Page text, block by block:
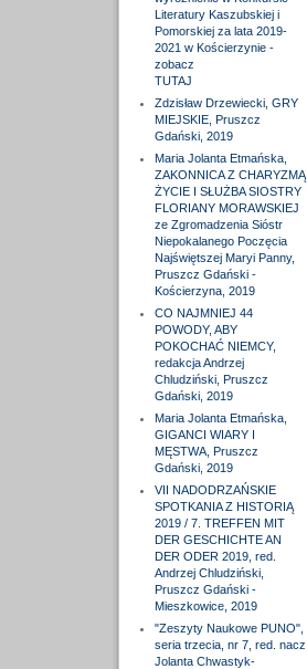
Literatury Kaszubskiej i
Pomorskiej za lata 2019-
2021 w Kościerzynie -
zobacz
TUTAJ
Zdzisław Drzewiecki, GRY
MIEJSKIE, Pruszcz
Gdański, 2019
Maria Jolanta Etmańska,
ZAKONNICA Z CHARYZMĄ.
ŻYCIE I SŁUŻBA SIOSTRY
FLORIANY MORAWSKIEJ
ze Zgromadzenia Sióstr
Niepokalanego Poczęcia
Najświętszej Maryi Panny,
Pruszcz Gdański -
Kościerzyna, 2019
CO NAJMNIEJ 44
POWODY, ABY
POKOCHAĆ NIEMCY,
redakcja Andrzej
Chludziński, Pruszcz
Gdański, 2019
Maria Jolanta Etmańska,
GIGANCI WIARY I
MĘSTWA, Pruszcz
Gdański, 2019
VII NADODRZAŃSKIE
SPOTKANIA Z HISTORIĄ
2019 / 7. TREFFEN MIT
DER GESCHICHTE AN
DER ODER 2019, red.
Andrzej Chludziński,
Pruszcz Gdański -
Mieszkowice, 2019
"Zeszyty Naukowe PUNO",
seria trzecia, nr 7, red. nacz.
Jolanta Chwastyk-